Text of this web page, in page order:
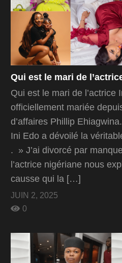
Qui est le mari de
Qui est le mari de l’actrice
officiellement mariée
d’affaires Phillip
Ini Edo a dévoilé la
. » J’ai divorcé par
l’actrice nigériane nous
causse qui la […]
JUIN 2, 2025
0